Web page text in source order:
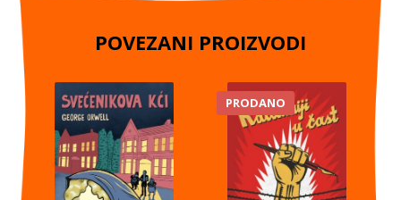
POVEZANI PROIZVODI
PRODANO